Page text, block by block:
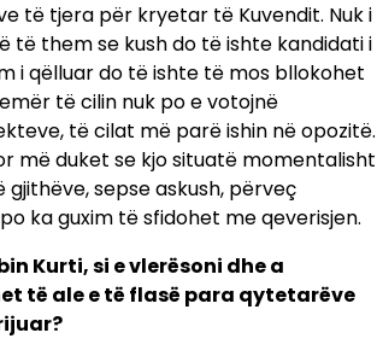
të tjera për kryetar të Kuvendit. Nuk i
të them se kush do të ishte kandidati i
i qëlluar do të ishte të mos bllokohet
të cilin nuk po e votojnë
të cilat më parë ishin në opozitë.
më duket se kjo situatë momentalisht
gjithëve, sepse askush, përveç
ka guxim të sfidohet me qeverisjen.
Kurti, si e vlerësoni dhe a
të ale e të flasë para qytetarëve